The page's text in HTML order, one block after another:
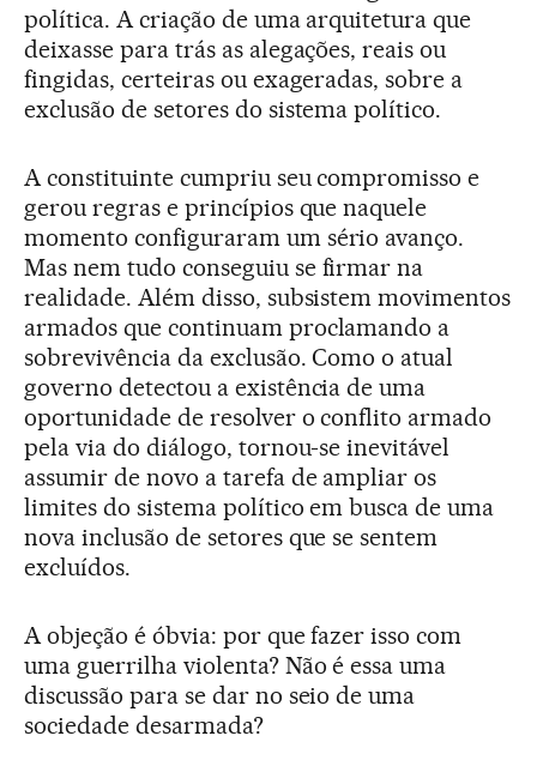
política. A criação de uma arquitetura que
deixasse para trás as alegações, reais ou
fingidas, certeiras ou exageradas, sobre a
exclusão de setores do sistema político.
A constituinte cumpriu seu compromisso e
gerou regras e princípios que naquele
momento configuraram um sério avanço.
Mas nem tudo conseguiu se firmar na
realidade. Além disso, subsistem movimentos
armados que continuam proclamando a
sobrevivência da exclusão. Como o atual
governo detectou a existência de uma
oportunidade de resolver o conflito armado
pela via do diálogo, tornou-se inevitável
assumir de novo a tarefa de ampliar os
limites do sistema político em busca de uma
nova inclusão de setores que se sentem
excluídos.
A objeção é óbvia: por que fazer isso com
uma guerrilha violenta? Não é essa uma
discussão para se dar no seio de uma
sociedade desarmada?